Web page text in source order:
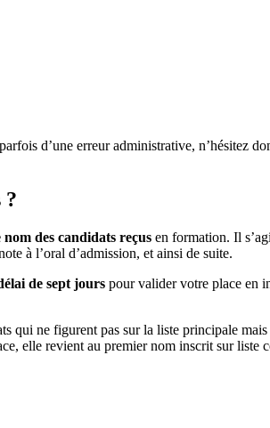
d’une erreur administrative, n’hésitez
?
des candidats reçus en formation. Il
à l’oral d’admission, et ainsi de suite.
de sept jours pour valider votre place en
qui ne figurent pas sur la liste principale
elle revient au premier nom inscrit sur liste